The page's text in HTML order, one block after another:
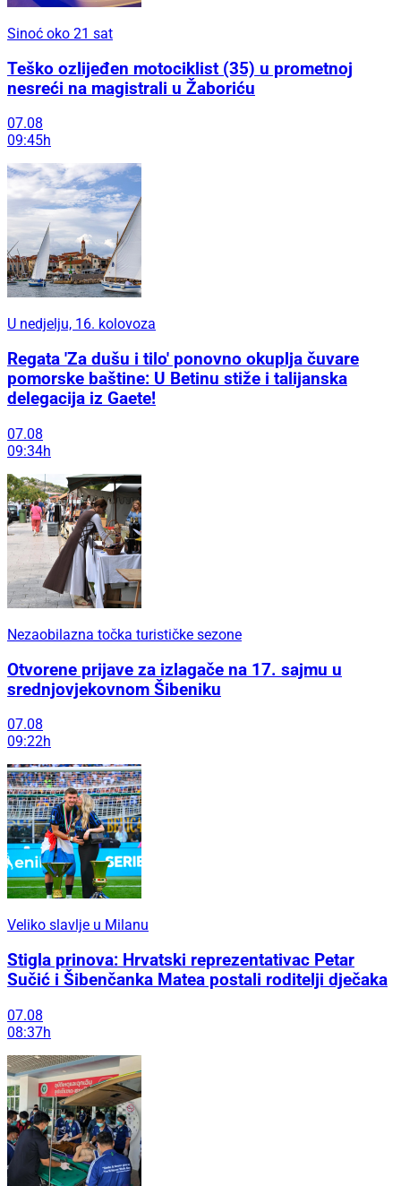
Sinoć oko 21 sat
Teško ozlijeđen motociklist (35) u prometnoj
nesreći na magistrali u Žaboriću
07.08
09:45h
U nedjelju, 16. kolovoza
Regata 'Za dušu i tilo' ponovno okuplja čuvare
pomorske baštine: U Betinu stiže i talijanska
delegacija iz Gaete!
07.08
09:34h
Nezaobilazna točka turističke sezone
Otvorene prijave za izlagače na 17. sajmu u
srednjovjekovnom Šibeniku
07.08
09:22h
Veliko slavlje u Milanu
Stigla prinova: Hrvatski reprezentativac Petar
Sučić i Šibenčanka Matea postali roditelji dječaka
07.08
08:37h